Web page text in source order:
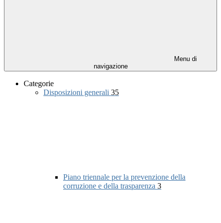
Menu di
navigazione
Categorie
Disposizioni generali 35
Piano triennale per la prevenzione della
corruzione e della trasparenza 3